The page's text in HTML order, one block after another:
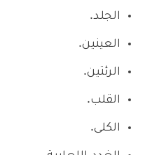
الجلد.
العينين.
الرئتين.
القلب.
الكلى.